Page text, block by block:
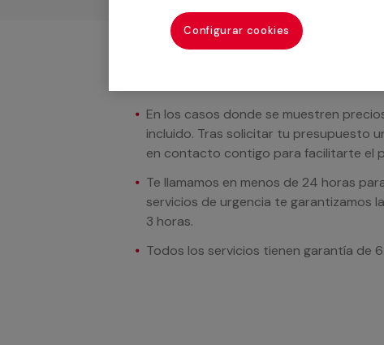
En los casos donde se muestren
incluido. Tras solicitar tu presupuesto
en contacto contigo para facilitarte el
Te llamamos en menos de 24 horas
servicios de urgencia te garantizamos
3 horas.
Todos los servicios tienen garantía de 6
Configurar cookies